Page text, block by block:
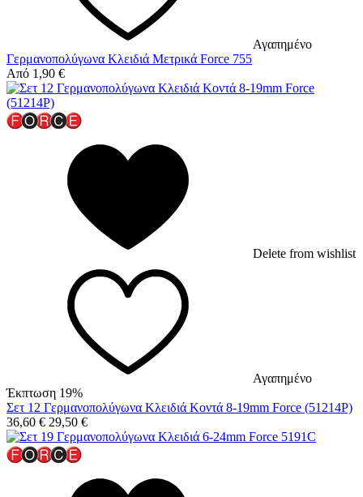
Αγαπημένο
Γερμανοπολύγωνα Κλειδιά Μετρικά Force 755
Από 1,90 €
Delete from wishlist
Αγαπημένο
Έκπτωση 19%
Σετ 12 Γερμανοπολύγωνα Κλειδιά Κοντά 8-19mm Force (51214P)
36,60 € 29,50 €